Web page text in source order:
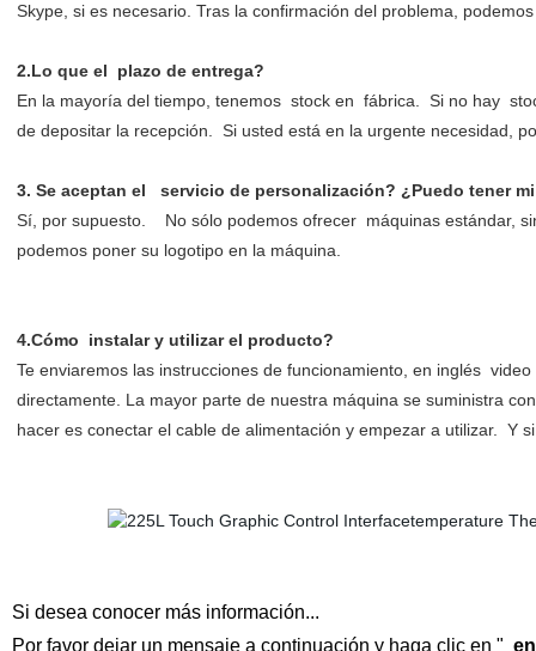
Skype, si es necesario. Tras la confirmación del problema,
2.Lo que el plazo de entrega?
En la mayoría del tiempo, tenemos stock en fábrica. Si no hay
de depositar la recepción. Si usted está en la urgente necesidad,
3. Se aceptan el servicio de personalización? ¿Puedo tener
Sí, por supuesto. No sólo podemos ofrecer máquinas estándar,
podemos poner su logotipo en la máquina.
4.Cómo instalar y utilizar el producto?
Te enviaremos las instrucciones de funcionamiento, en inglés
directamente. La mayor parte de nuestra máquina se suministra
hacer es conectar el cable de alimentación y empezar a utilizar. Y
Si desea conocer más información...
Por favor dejar un mensaje a continuación y haga clic en "